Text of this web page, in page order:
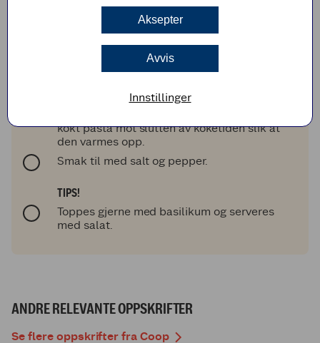
Skjær kylling i strimler, og krydre den med
salt og pepper. Ha den deretter i
stekepannen sammen med grønnsakene.
Stekes i noen minutter.
kokt pasta mot slutten av koketiden slik at
den varmes opp.
Smak til med salt og pepper.
TIPS!
Toppes gjerne med basilikum og serveres
med salat.
ANDRE RELEVANTE OPPSKRIFTER
Se flere oppskrifter fra Coop
Aksepter
Avvis
Innstillinger